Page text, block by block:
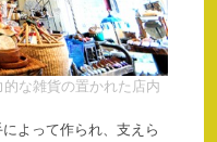
な雑貨の置かれた店内
よって作られ、支えら